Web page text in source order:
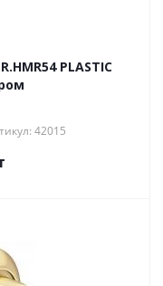
PLASTIC
42015